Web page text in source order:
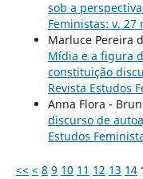
sob a
Feministas: v. 27
Marluce Pereira
Mídia e a figura
constituição
Revista Estudos
Anna Flora -
discurso de
Estudos
<< < 8 9 10 11 12 13 14